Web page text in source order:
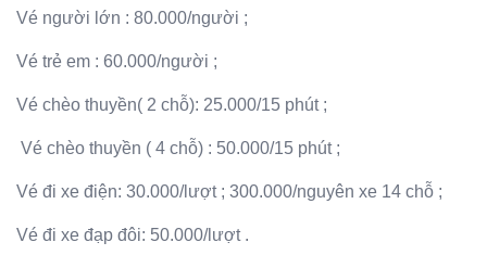
Vé người lớn : 80.000/người ;
Vé trẻ em : 60.000/người ;
Vé chèo thuyền( 2 chỗ): 25.000/15 phút ;
Vé chèo thuyền ( 4 chỗ) : 50.000/15 phút ;
Vé đi xe điện: 30.000/lượt ; 300.000/nguyên xe 14 chỗ ;
Vé đi xe đạp đôi: 50.000/lượt .